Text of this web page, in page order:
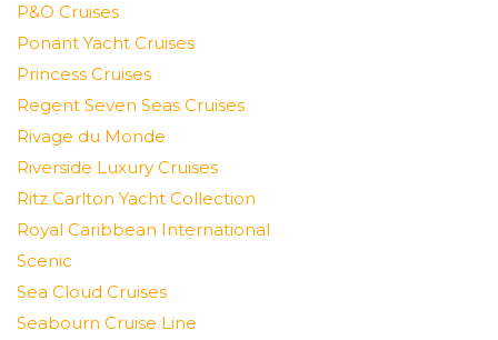
P&O Cruises
Ponant Yacht Cruises
Princess Cruises
Regent Seven Seas Cruises
Rivage du Monde
Riverside Luxury Cruises
Ritz Carlton Yacht Collection
Royal Caribbean International
Scenic
Sea Cloud Cruises
Seabourn Cruise Line